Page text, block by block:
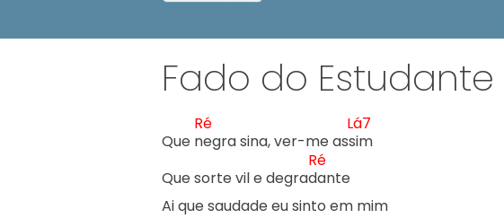
Fado do Estudante
Que n
Ré
egra sina, ver-me ass
Lá7
im
Que sorte vil e degrad
Ré
ante
Ai que saudade eu sinto em mim